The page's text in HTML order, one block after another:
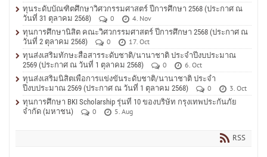
ทุนระดับบัณฑิตศึกษาวิศวกรรมศาสตร์ ปีการศึกษา 2568 (ประกาศ ณ
วันที่ 31 ตุลาคม 2568)
0
4. Nov
ทุนการศึกษานิสิต คณะวิศวกรรมศาสตร์ ปีการศึกษา 2568 (ประกาศ ณ
วันที่ 2 ตุลาคม 2568)
0
17. Oct
ทุนส่งเสริมทักษะสื่อสารระดับชาติ/นานาชาติ ประจำปีงบประมาณ
2569 (ประกาศ ณ วันที่ 1 ตุลาคม 2568)
0
6. Oct
ทุนส่งเสริมนิสิตเพื่อการแข่งขันระดับชาติ/นานาชาติ ประจำ
ปีงบประมาณ 2569 (ประกาศ ณ วันที่ 1 ตุลาคม 2568)
0
3. Oct
ทุนการศึกษา BKI Scholarship รุ่นที่ 10 ของบริษัท กรุงเทพประกันภัย
จำกัด (มหาชน)
0 5. Aug
RSS